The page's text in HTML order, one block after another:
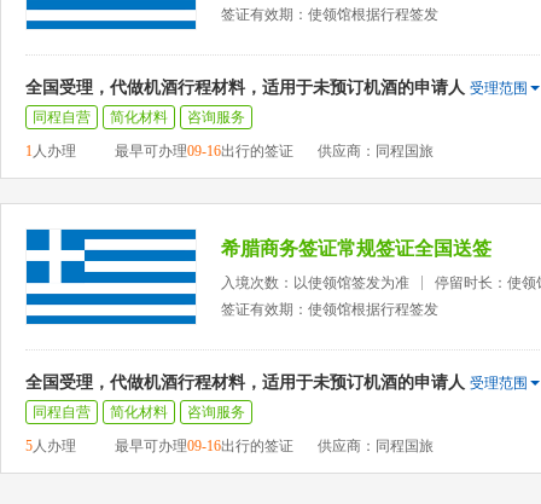
签证有效期：使领馆根据行程签发
全国受理，代做机酒行程材料，适用于未预订机酒的申请人 受理范围
同程自营
简化材料
咨询服务
1人办理 最早可办理09-16出行的签证 供应商：同程国旅
希腊商务签证常规签证全国送签
入境次数：以使领馆签发为准
停留时长：使领
签证有效期：使领馆根据行程签发
全国受理，代做机酒行程材料，适用于未预订机酒的申请人 受理范围
同程自营
简化材料
咨询服务
5人办理 最早可办理09-16出行的签证 供应商：同程国旅